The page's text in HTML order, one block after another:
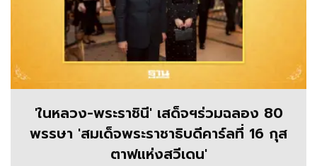
'ในหลวง-พระราชินี' เสด็จฯร่วมฉลอง 80
พรรษา 'สมเด็จพระราชาธิบดีคาร์ลที่ 16 กุส
ตาฟแห่งสวีเดน'